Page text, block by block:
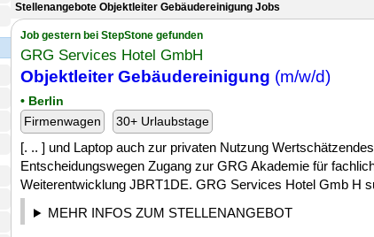
Stellenangebote Objektleiter Gebäudereinigung Jobs
Job gestern bei StepStone gefunden
GRG Services Hotel GmbH
Objektleiter Gebäudereinigung (m/w/d)
• Berlin
Firmenwagen
30+ Urlaubstage
[. .. ] und Laptop auch zur privaten Nutzung
Entscheidungswegen Zugang zur GRG Akademie für
Weiterentwicklung JBRT1DE. GRG Services Hotel Gmb H
MEHR INFOS ZUM STELLENANGEBOT